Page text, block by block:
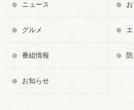
ニュース
グルメ
番組情報
お知らせ